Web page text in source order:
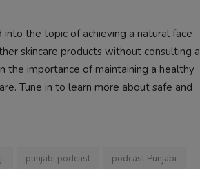
the topic of achieving a natural face
skincare products without consulting a
the importance of maintaining a healthy
Tune in to learn more about safe and
punjabi podcast podcast Punjabi